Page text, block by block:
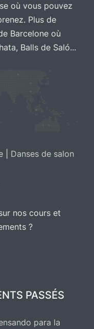
où vous pouvez
Plus de
Barcelone où
Balls de Saló...
Danses de salon
nos cours et
?
PASSÉS
para la